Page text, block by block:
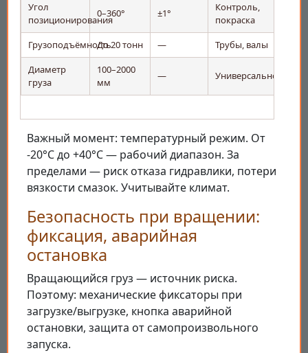
Угол
позиционирования
0–360° ±1°
Контроль,
покраска
ГрузоподъёмностьДо 20 тонн —
Трубы, валы
Диаметр
груза
100–2000
мм
— Универсально
Важный момент: температурный режим. От
-20°С до +40°С — рабочий диапазон. За
пределами — риск отказа гидравлики, потери
вязкости смазок. Учитывайте климат.
Безопасность при вращении:
фиксация, аварийная
остановка
Вращающийся груз — источник риска.
Поэтому: механические фиксаторы при
загрузке/выгрузке, кнопка аварийной
остановки, защита от самопроизвольного
запуска.